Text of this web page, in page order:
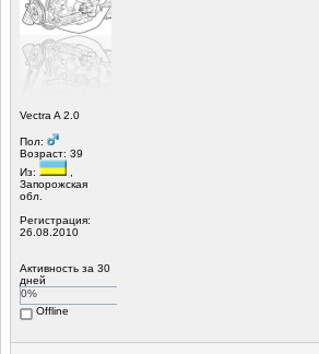
Vectra A 2.0
Пол:
Возраст: 39
Из:
Запорожская
обл.
Регистрация:
26.08.2010
Активность за 30
дней
0%
Offline